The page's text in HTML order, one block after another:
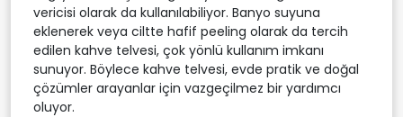
vericisi olarak da kullanılabiliyor. Banyo suyuna
eklenerek veya ciltte hafif peeling olarak da tercih
edilen kahve telvesi, çok yönlü kullanım imkanı
sunuyor. Böylece kahve telvesi, evde pratik ve doğal
çözümler arayanlar için vazgeçilmez bir yardımcı
oluyor.